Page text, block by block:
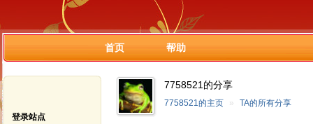
首页 帮助
登录站点
7758521的分享
7758521的主页 » TA的所有分享